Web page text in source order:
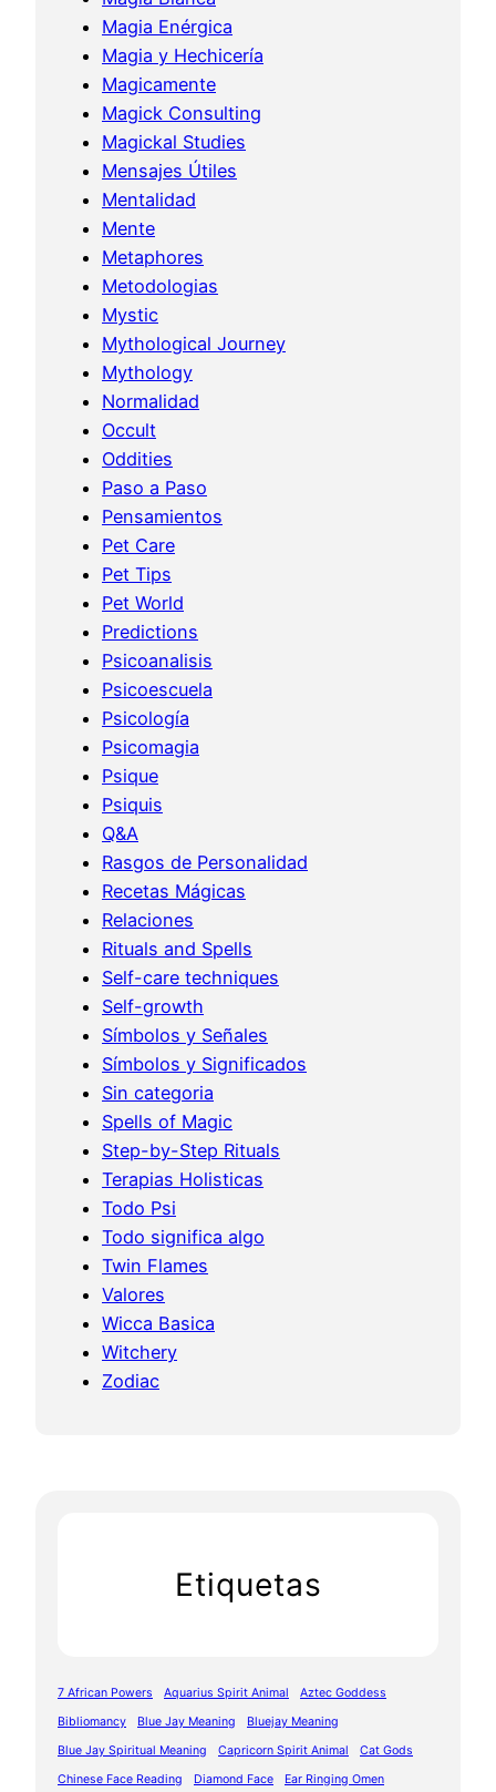
Magia Enérgica
Magia y Hechicería
Magicamente
Magick Consulting
Magickal Studies
Mensajes Útiles
Mentalidad
Mente
Metaphores
Metodologias
Mystic
Mythological Journey
Mythology
Normalidad
Occult
Oddities
Paso a Paso
Pensamientos
Pet Care
Pet Tips
Pet World
Predictions
Psicoanalisis
Psicoescuela
Psicología
Psicomagia
Psique
Psiquis
Q&A
Rasgos de Personalidad
Recetas Mágicas
Relaciones
Rituals and Spells
Self-care techniques
Self-growth
Símbolos y Señales
Símbolos y Significados
Sin categoria
Spells of Magic
Step-by-Step Rituals
Terapias Holisticas
Todo Psi
Todo significa algo
Twin Flames
Valores
Wicca Basica
Witchery
Zodiac
Etiquetas
7 African Powers Aquarius Spirit Animal
Aztec Goddess
Bibliomancy
Blue Jay Meaning
Bluejay Meaning
Blue Jay Spiritual Meaning
Capricorn Spirit Animal
Cat Gods
Chinese Face Reading
Diamond Face
Ear Ringing Omen